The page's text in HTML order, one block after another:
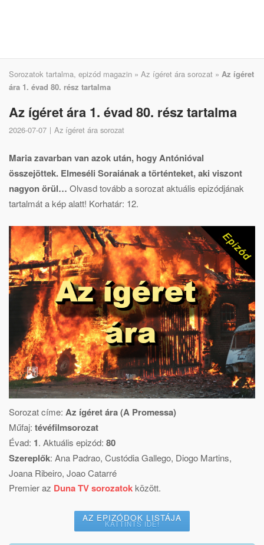
Sorozatok tartalma, epizód magazin » Az ígéret ára sorozat » Az ígéret
ára 1. évad 80. rész tartalma
Az ígéret ára 1. évad 80. rész tartalma
2026-07-07 Az ígéret ára sorozat
Maria zavarban van azok után, hogy Antónióval
összejöttek. Elmeséli Soraiának a történteket, aki viszont
nagyon örül… Olvasd tovább a sorozat aktuális epizódjának
tartalmát a kép alatt! Korhatár: 12.
Sorozat címe: Az ígéret ára (A Promessa)
Műfaj: tévéfilmsorozat
Évad: 1. Aktuális epizód: 80
Szereplők: Ana Padrao, Custódia Gallego, Diogo Martins,
Joana Ribeiro, Joao Catarré
Premier az Duna TV sorozatok között.
AZ EPIZÓDOK LISTÁJA
KATTINTS IDE!